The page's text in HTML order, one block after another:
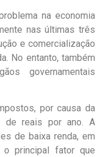
na economia
nas últimas três
e comercialização
No entanto, também
governamentais
por causa da
de reais por ano. A
de baixa renda, em
o principal fator que